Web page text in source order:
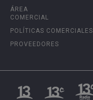
ÁREA
COMERCIAL
POLÍTICAS COMERCIALES
PROVEEDORES